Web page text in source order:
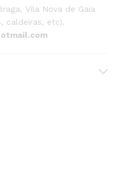
Vila Nova de Gaia
caldeiras, etc).